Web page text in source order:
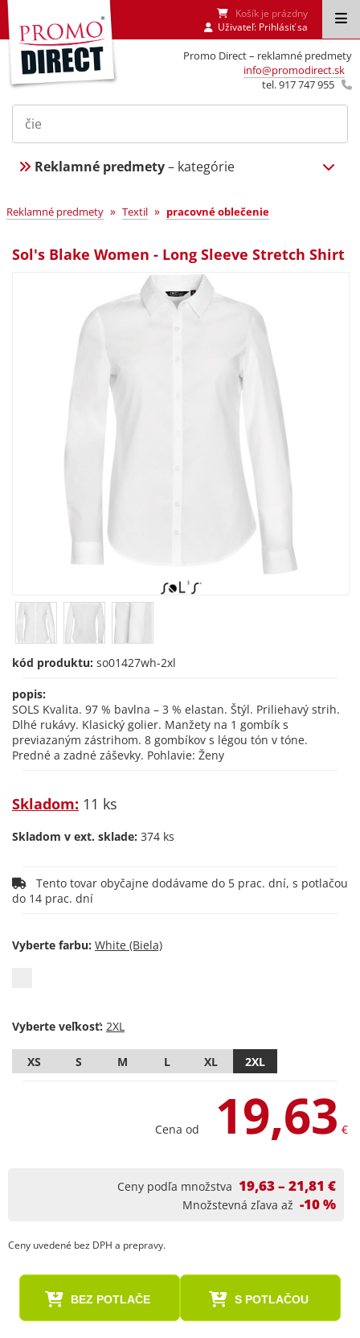
Promo Direct – reklamné predmety
info@promodirect.sk
tel. 917 747 955
Košík je prázdny
Uživateľ: Prihlásiť sa
Reklamné predmety– kategórie
Reklamné predmety » Textil » pracovné oblečenie
Sol's Blake Women - Long Sleeve Stretch Shirt
kód produktu: so01427wh-2xl
popis:
SOLS Kvalita. 97 % bavlna – 3 % elastan. Štýl. Priliehavý strih.
Dlhé rukávy. Klasický golier. Manžety na 1 gombík s
previazaným zástrihom. 8 gombíkov s légou tón v tóne.
Predné a zadné záševky. Pohlavie: Ženy
Skladom: 11 ks
Skladom v ext. sklade: 374 ks
do 14 prac. dní
Vyberte farbu:
Vyberte veľkosť:
XS S M L XL 2XL
Cena od 19,63 €
Ceny podľa množstva 19,63 – 21,81 €
Množstevná zľava až -10 %
Ceny uvedené bez DPH a prepravy.
BEZ POTLAČE S POTLAČOU